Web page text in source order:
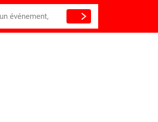
événement,